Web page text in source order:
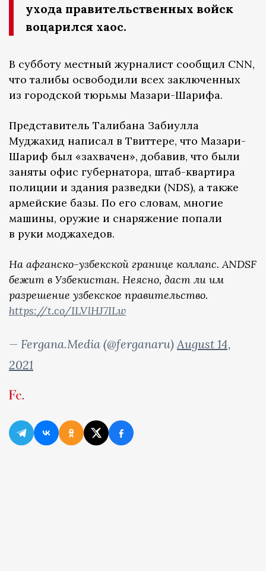
ухода правительственных войск
воцарился хаос.
В субботу местный журналист сообщил CNN,
что талибы освободили всех заключенных
из городской тюрьмы Мазари-Шарифа.
Представитель Талибана Забиулла
Муджахид написал в Твиттере, что Мазари-
Шариф был «захвачен», добавив, что были
заняты офис губернатора, штаб-квартира
полиции и здания разведки (NDS), а также
армейские базы. По его словам, многие
машины, оружие и снаряжение попали
в руки моджахедов.
На афганско-узбекской границе коллапс. ANDSF
бежит в Узбекистан. Неясно, даст ли им
разрешение узбекское правительство.
https://t.co/ILVlHJ7ILw
— Fergana.Media (@ferganaru) August 14,
2021